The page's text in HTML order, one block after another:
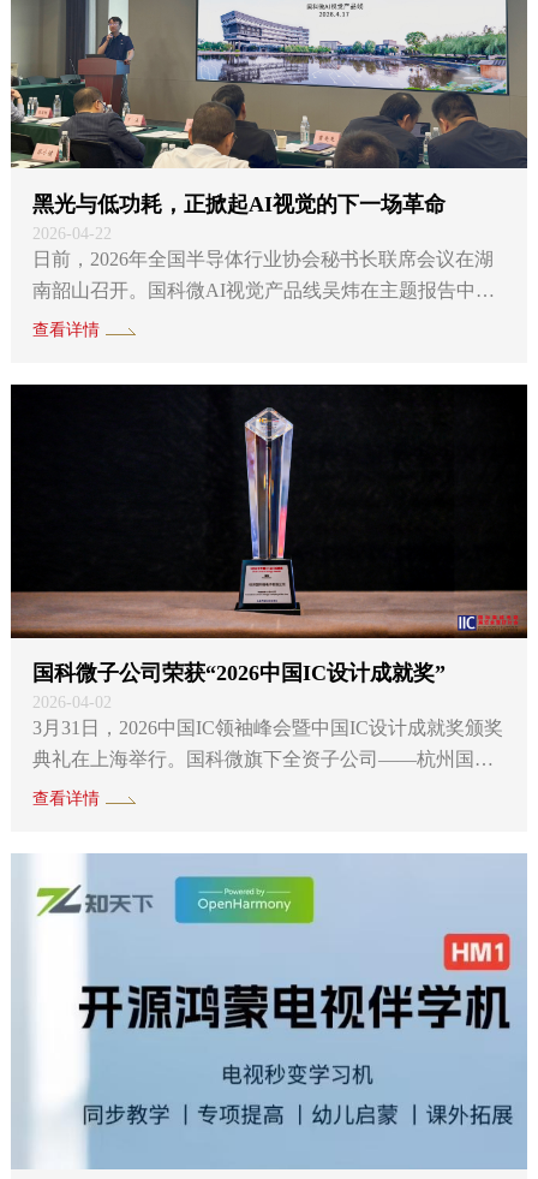
黑光与低功耗，正掀起AI视觉的下一场革命
2026-04-22
日前，2026年全国半导体行业协会秘书长联席会议在湖
南韶山召开。国科微AI视觉产品线吴炜在主题报告中指
出，AI视觉技术正迎来一场由“黑光”与“低功耗”共同驱
漆黑，要么依赖刺目的补光灯；电量一旦告急，视觉智
能便随之“失灵”。而黑光技术与低功耗架构的深度融
合，正从根本上改写这一局面。 吴炜表示，这一转变的
核心逻辑在于——从“被动补偿”转向“主动计...
查看详情
国科微子公司荣获“2026中国IC设计成就奖”
2026-04-02
3月31日，2026中国IC领袖峰会暨中国IC设计成就奖颁奖
典礼在上海举行。国科微旗下全资子公司——杭州国科
微电子有限公司（以下简称“杭州国科微”）凭借在视觉A
026年度创新IC设计公司”称号。 作为中国IC设计领域最
具影响力的行业盛事之一，2026中国IC领袖峰会由全球
领先的电子行业媒体集团AspenCore主办，汇聚全球IC设
查看详情